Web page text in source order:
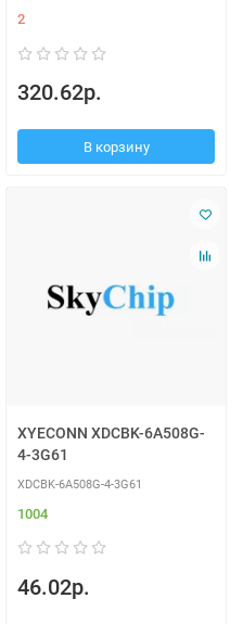
2
320.62р.
В корзину
XYECONN XDCBK-6A508G-
4-3G61
XDCBK-6A508G-4-3G61
1004
46.02р.